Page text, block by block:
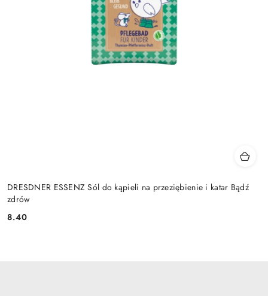
DRESDNER ESSENZ Sól do kąpieli na przeziębienie i katar Bądź
zdrów
Cena:
8.40